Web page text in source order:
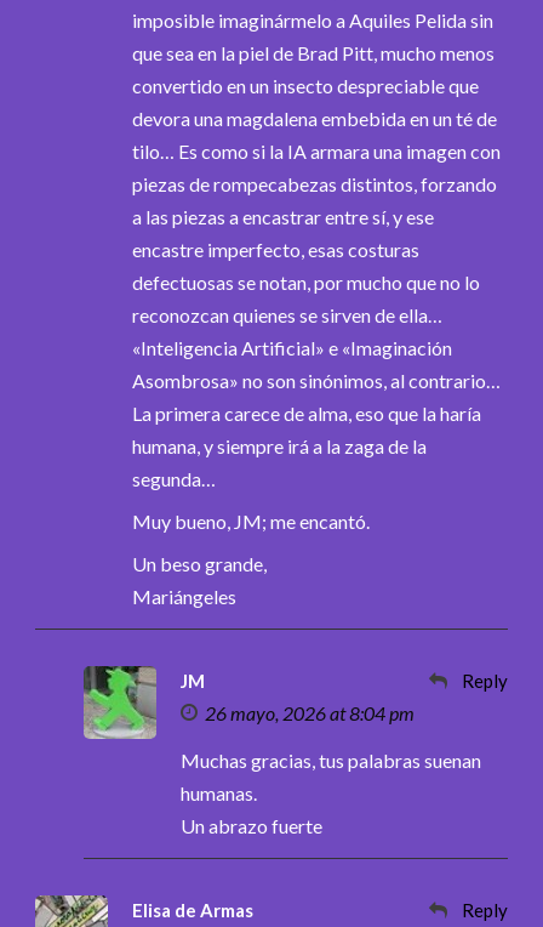
imposible imaginármelo a Aquiles Pelida sin
que sea en la piel de Brad Pitt, mucho menos
convertido en un insecto despreciable que
devora una magdalena embebida en un té de
tilo… Es como si la IA armara una imagen con
piezas de rompecabezas distintos, forzando
a las piezas a encastrar entre sí, y ese
encastre imperfecto, esas costuras
defectuosas se notan, por mucho que no lo
reconozcan quienes se sirven de ella…
«Inteligencia Artificial» e «Imaginación
Asombrosa» no son sinónimos, al contrario…
La primera carece de alma, eso que la haría
humana, y siempre irá a la zaga de la
segunda…
Muy bueno, JM; me encantó.
Un beso grande,
Mariángeles
JM
26 mayo, 2026 at 8:04 pm
Reply
Muchas gracias, tus palabras suenan
humanas.
Un abrazo fuerte
Elisa de Armas Reply